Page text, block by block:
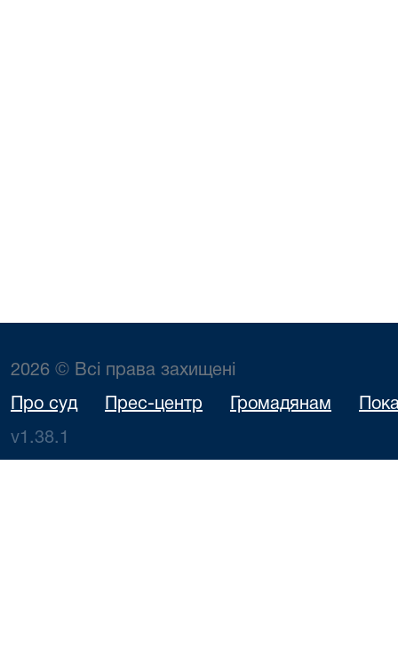
2026 © Всі права захищені
Про суд Прес-центр Громадянам
v1.38.1